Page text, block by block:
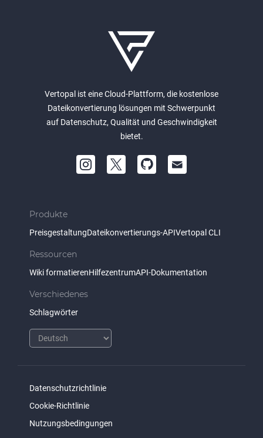
Vertopal ist eine Cloud-Plattform, die kostenlose
Dateikonvertierung lösungen mit Schwerpunkt
auf Datenschutz, Qualität und Geschwindigkeit
bietet.
Produkte
PreisgestaltungDateikonvertierungs-APIVertopal CLI
Ressourcen
Wiki formatierenHilfezentrumAPI-Dokumentation
Verschiedenes
Schlagwörter
Datenschutzrichtlinie
Cookie-Richtlinie
Nutzungsbedingungen